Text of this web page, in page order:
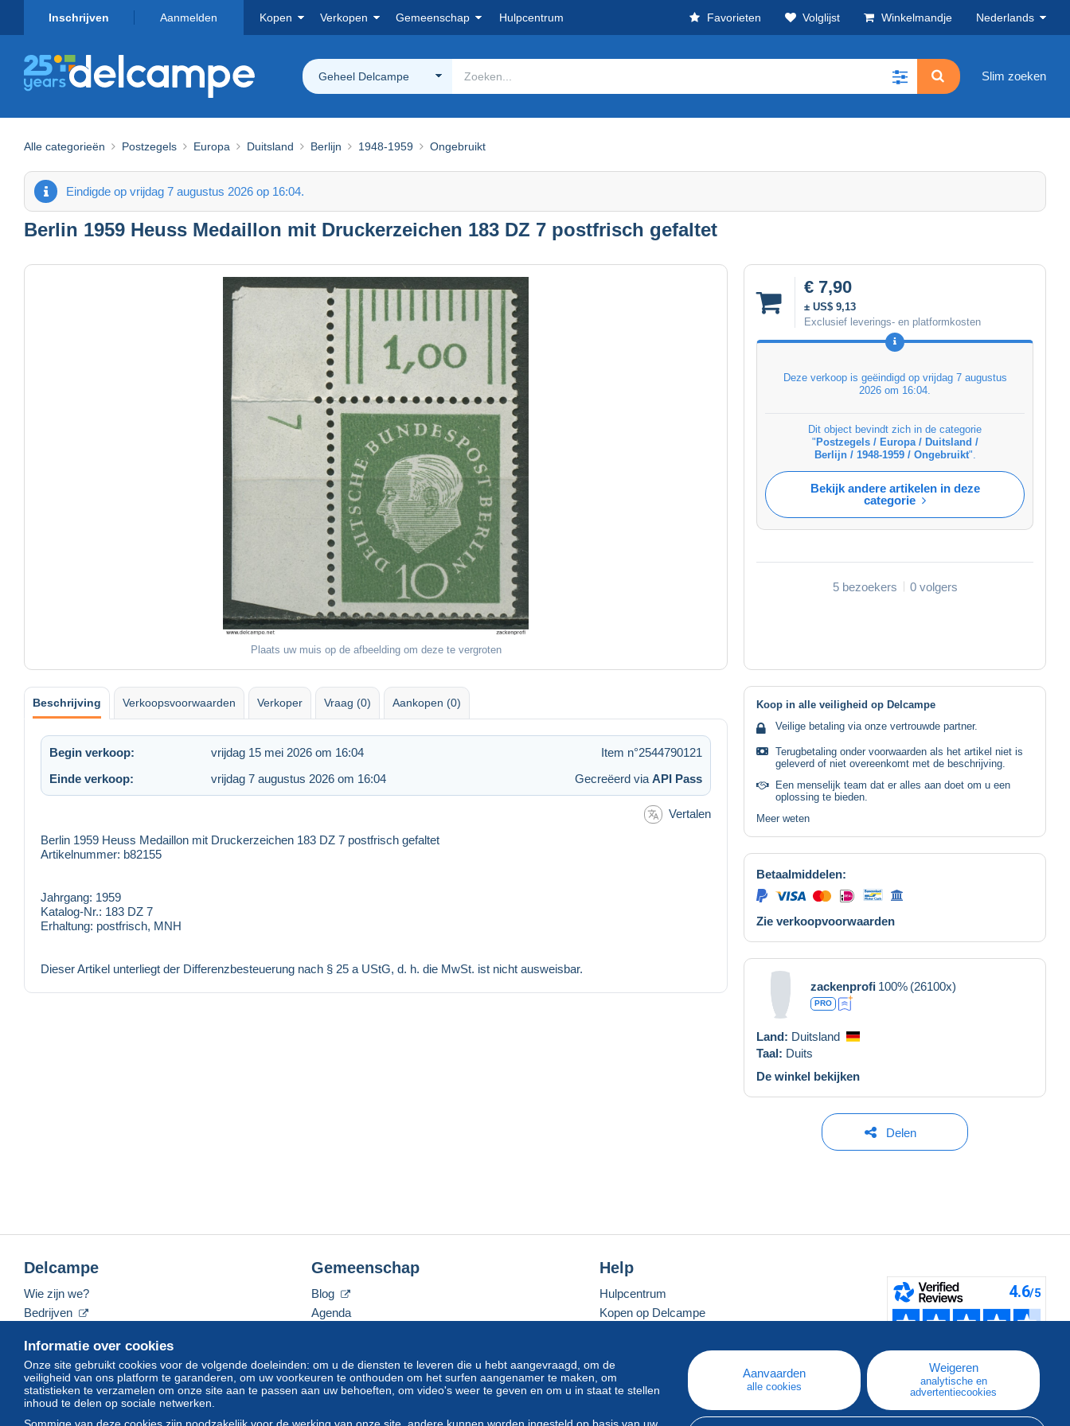
Inschrijven Aanmelden Kopen Verkopen Gemeenschap Hulpcentrum Favorieten Volglijst Winkelmandje Nederlands
Geheel Delcampe Slim zoeken
Alle categorieën Postzegels Europa Duitsland Berlijn 1948-1959 Ongebruikt
Eindigde op vrijdag 7 augustus 2026 op 16:04.
Berlin 1959 Heuss Medaillon mit Druckerzeichen 183 DZ 7 postfrisch gefaltet
Plaats uw muis op de afbeelding om deze te vergroten
€ 7,90
± US$ 9,13
Exclusief leverings- en platformkosten
Deze verkoop is geëindigd op vrijdag 7 augustus
2026 om 16:04
Dit object bevindt zich in de categorie
" Postzegels / Europa / Duitsland /
Berlijn / 1948-1959 / Ongebruikt".
Bekijk andere artikelen in deze
categorie
5 bezoekers 0 volgers
Beschrijving Verkoopsvoorwaarden Verkoper Vraag (0) Aankopen (0)
Begin verkoop: vrijdag 15 mei 2026 om 16:04
Item n°2544790121
Einde verkoop:
vrijdag 7 augustus 2026 om 16:04 Gecreëerd via API Pass
Vertalen
Berlin 1959 Heuss Medaillon mit Druckerzeichen 183 DZ 7 postfrisch gefaltet
Artikelnummer: b82155
Jahrgang: 1959
Katalog-Nr.: 183 DZ 7
Erhaltung: postfrisch, MNH
Dieser Artikel unterliegt der Differenzbesteuerung nach § 25 a UStG, d. h. die MwSt. ist nicht ausweisbar.
Koop in alle veiligheid op Delcampe
Veilige betaling via onze vertrouwde partner.
Terugbetaling onder voorwaarden als het artikel niet is
geleverd of niet overeenkomt met de beschrijving.
Een menselijk team dat er alles aan doet om u een
oplossing te bieden.
Meer weten
Betaalmiddelen:
Zie verkoopvoorwaarden
zackenprofi 100% (26100x)
PRO
Land: Duitsland
Taal: Duits
De winkel bekijken
Delen
Informatie over cookies
Onze site gebruikt cookies voor de volgende doeleinden: om u de diensten te leveren die u hebt aangevraagd, om de
veiligheid van ons platform te garanderen, om uw voorkeuren te onthouden om het surfen aangenamer te maken, om
statistieken te verzamelen om onze site aan te passen aan uw behoeften, om video's weer te geven en om u in staat te stellen
inhoud te delen op sociale netwerken.
Aanvaarden
alle cookies
Weigeren
analytische en
advertentiecookies
Delcampe
Wie zijn we?
Bedrijven
Neem contact met ons op
Gemeenschap
Blog
Agenda
Help
Hulpcentrum
Kopen op Delcampe
Een beveiligde website